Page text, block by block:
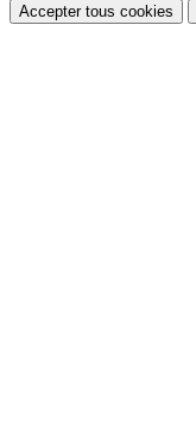
Accepter tous cookies